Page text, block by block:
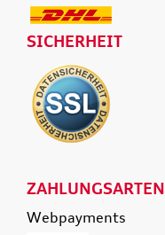
SICHERHEIT
ZAHLUNGSARTEN
Webpayments